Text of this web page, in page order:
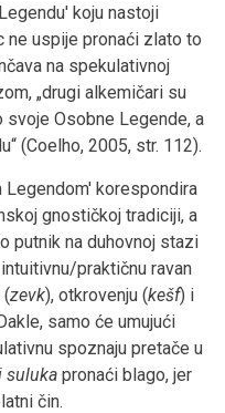
koju nastoji
ne uspije pronaći zlato to
na spekulativnoj
„drugi alkemičari su
Osobne Legende, a
(Coelho, 2005, str. 112).
Legendom' korespondira
gnostičkoj tradiciji, a
putnik na duhovnoj stazi
praktičnu ravan
(zevk), otkrovenju (kešf) i
samo će umujući
spoznaju pretače u
suluka pronaći blago, jer
čin.